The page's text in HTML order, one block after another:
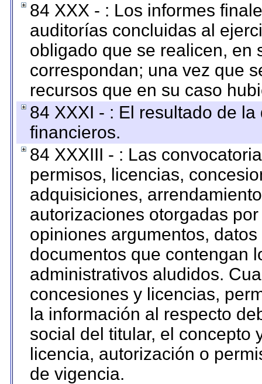
84 XXX - : Los informes
auditorías concluidas al
obligado que se realicen, en
correspondan; una vez que
recursos que en su caso
84 XXXI - : El resultado de
financieros.
84 XXXIII - : Las
permisos, licencias,
adquisiciones,
autorizaciones otorgadas
opiniones argumentos,
documentos que contengan
administrativos aludidos.
concesiones y licencias,
la información al respecto
social del titular, el concepto
licencia, autorización o
de vigencia.